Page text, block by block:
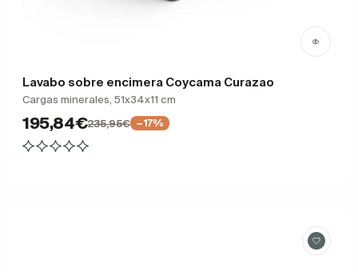
Lavabo sobre encimera Coycama Curazao
Cargas minerales, 51x34x11 cm
195,84€235,95€ −17%